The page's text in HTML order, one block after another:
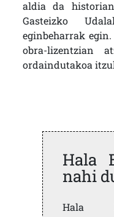
aldia da
Gasteizko
eginbeharrak
obra-lizentzian
ordaindutakoa
Hala
nahi
Hala